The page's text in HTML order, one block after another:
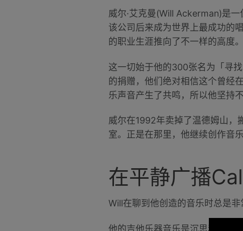
威尔·艾克曼(Will Ackerman)是
该公司后来成为世界上最成功的
的职业生涯推向了不一样的高度
这一切始于他的300张名为「寻
的捐赠，他们绝对相信这个曾经
乐声音产生了共鸣，所以他坚持
威尔在1992年卖掉了温德姆山，
室。正是在那里，他继续创作音
在平静广播
Will在聊到他创造的音乐时总是非
他的吉他乐器音乐是沉思和大气